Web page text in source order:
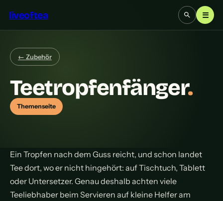
liveoftea ☰
← Zubehör
Teetropfenfänger.
Themenseite
Ein Tropfen nach dem Guss reicht, und schon landet
Tee dort, wo er nicht hingehört: auf Tischtuch, Tablett
oder Untersetzer. Genau deshalb achten viele
Teeliebhaber beim Servieren auf kleine Helfer am